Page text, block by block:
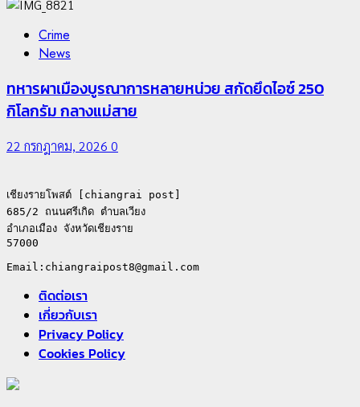
Crime
News
ทหารผาเมืองบูรณาการหลายหน่วย สกัดยึดไอซ์ 250
กิโลกรัม กลางแม่สาย
22 กรกฎาคม, 2026 0
เชียงรายโพสต์ [chiangrai post]
685/2 ถนนศรีเกิด ตำบลเวียง
อำเภอเมือง จังหวัดเชียงราย
57000
ติดต่อเรา
เกี่ยวกับเรา
Privacy Policy
Cookies Policy